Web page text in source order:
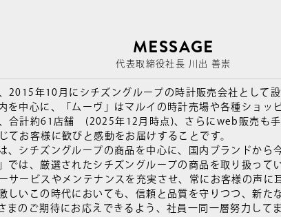
MESSAGE
代表取締役社長 川出 善崇
2015年10月にシチズングループの時計販売会社として設
を中心に、「ムーヴ」はマルイの時計売場や各種ショッ
合計約61店舗 (2025年12月時点)、さらにweb販売も
てお客様に歓びと感動をお届けすることです。
、シチズングループの商品を中心に、国内ブランドか
では、厳選されたシチズングループの商品を取り扱ってい
サービスやメンテナンスを充実させ、常にお客様の声
しいこの時代においても、信頼と品質を守りつつ、新た
まのご期待にお応えできるよう、社員一同一層努力してま